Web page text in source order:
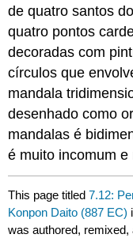
de quatro santos
quatro pontos
decoradas com
círculos que
mandala
desenhado como
mandalas é
é muito incomum e
This page titled7.12:
Konpon Daito (887 EC)
was authored,